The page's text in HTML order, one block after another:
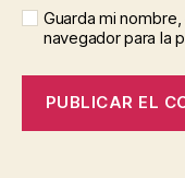
Guarda mi
navegador para la